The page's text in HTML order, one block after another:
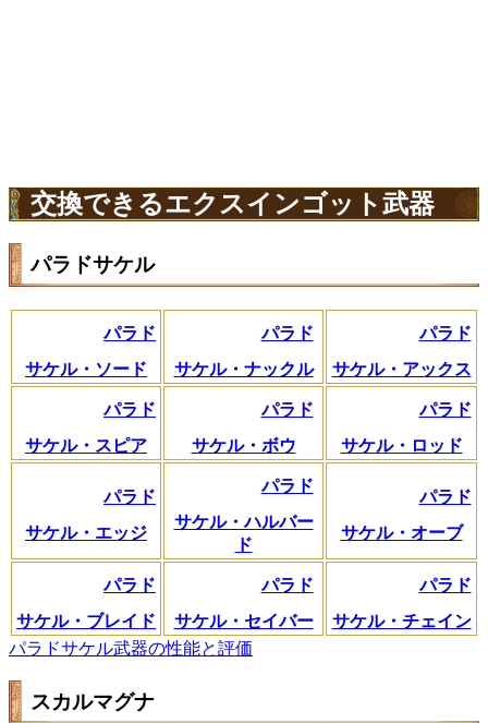
交換できるエクスインゴット武器
パラドサケル
パラド
サケル・ソード
パラド
サケル・ナックル
パラド
サケル・アックス
パラド
サケル・スピア
パラド
サケル・ボウ
パラド
サケル・ロッド
パラド
サケル・エッジ
パラド
サケル・ハルバー
ド
パラド
サケル・オーブ
パラド
サケル・ブレイド
パラド
サケル・セイバー
パラド
サケル・チェイン
パラドサケル武器の性能と評価
スカルマグナ